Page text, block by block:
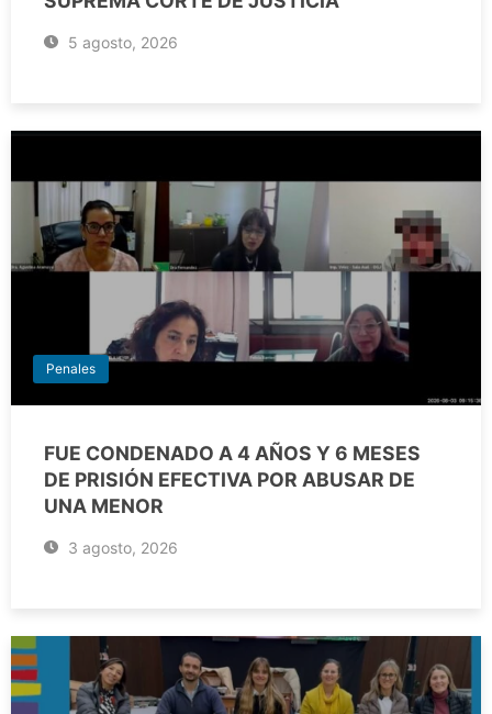
5 agosto, 2026
Penales
FUE CONDENADO A 4 AÑOS Y 6 MESES
DE PRISIÓN EFECTIVA POR ABUSAR DE
UNA MENOR
3 agosto, 2026